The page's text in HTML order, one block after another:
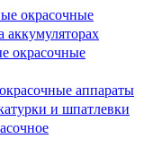
окрасочные
аккумуляторах
окрасочные
аппараты
и шпатлевки